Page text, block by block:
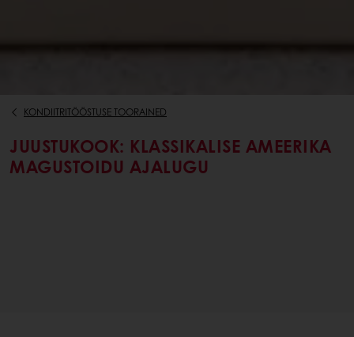
KONDIITRITÖÖSTUSE TOORAINED
JUUSTUKOOK: KLASSIKALISE AMEERIKA
MAGUSTOIDU AJALUGU